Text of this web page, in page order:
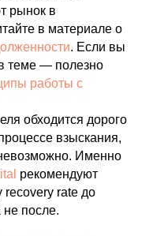
рынок в
в материале о
. Если вы
теме — полезно
работы с
обходится дорого
взыскания,
Именно
рекомендуют
recovery rate до
не после.